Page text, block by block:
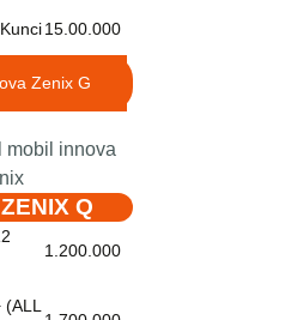
15.00.000
Zenix G
Q
1.200.000